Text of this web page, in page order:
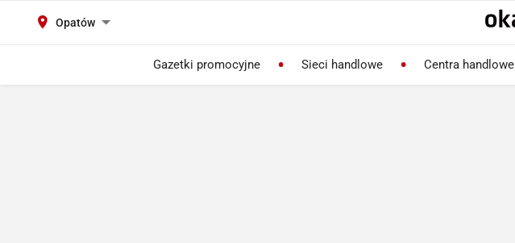
Opatów
Gazetki promocyjne Sieci handlowe Centra handlowe